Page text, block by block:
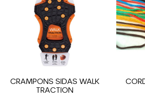
CRAMPONS SIDAS WALK
TRACTION